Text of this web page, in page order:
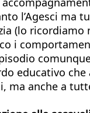
l’Agesci
(lo
educativo
ma anche a